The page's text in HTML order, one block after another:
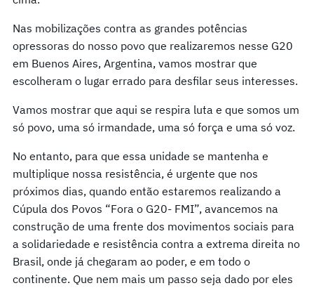
Nas mobilizações contra as grandes potências
opressoras do nosso povo que realizaremos nesse G20
em Buenos Aires, Argentina, vamos mostrar que
escolheram o lugar errado para desfilar seus interesses.
Vamos mostrar que aqui se respira luta e que somos um
só povo, uma só irmandade, uma só força e uma só voz.
No entanto, para que essa unidade se mantenha e
multiplique nossa resistência, é urgente que nos
próximos dias, quando então estaremos realizando a
Cúpula dos Povos “Fora o G20- FMI”, avancemos na
construção de uma frente dos movimentos sociais para
a solidariedade e resistência contra a extrema direita no
Brasil, onde já chegaram ao poder, e em todo o
continente. Que nem mais um passo seja dado por eles